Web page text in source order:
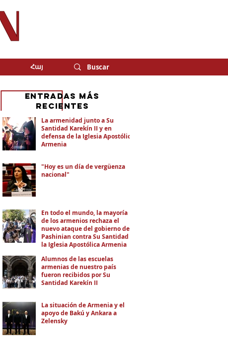
Հայ
La armenidad junto a Su
Santidad Karekín II y en
defensa de la Iglesia Apostólica
Armenia
"Hoy es un día de vergüenza
nacional"
En todo el mundo, la mayoría
de los armenios rechaza el
nuevo ataque del gobierno de
Pashinian contra Su Santidad y
la Iglesia Apostólica Armenia
Alumnos de las escuelas
armenias de nuestro país
fueron recibidos por Su
Santidad Karekín II
La situación de Armenia y el
apoyo de Bakú y Ankara a
Zelensky
eNTRADAS MÁS
RECIENTES